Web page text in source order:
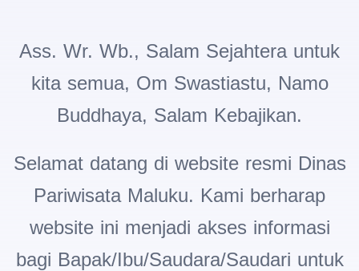
Ass. Wr. Wb., Salam Sejahtera untuk
kita semua, Om Swastiastu, Namo
Buddhaya, Salam Kebajikan.
Selamat datang di website resmi Dinas
Pariwisata Maluku. Kami berharap
website ini menjadi akses informasi
bagi Bapak/Ibu/Saudara/Saudari untuk